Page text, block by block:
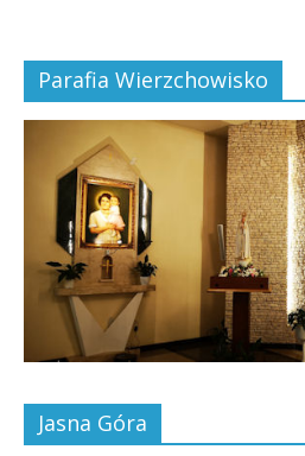
Parafia Wierzchowisko
Jasna Góra